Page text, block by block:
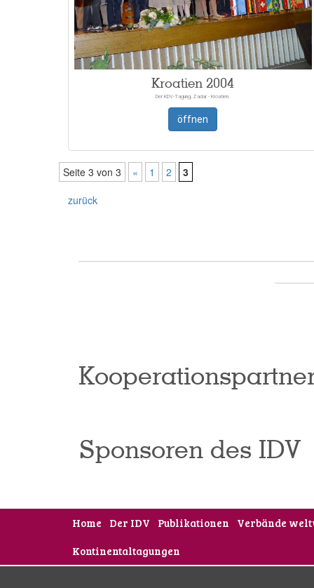
Kroatien 2004
Der KDV-Tagung, Zadar - Kroatien.
öffnen
Seite 3 von 3 « 1 2
3
zurück
Sponsoren des IDV
Home Der IDV Publikationen
Verbände
Kontinentaltagungen